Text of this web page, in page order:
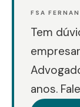
FSA
Tem
anos.